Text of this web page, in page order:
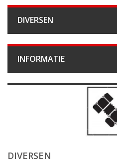
DIVERSEN
INFORMATIE
DIVERSEN